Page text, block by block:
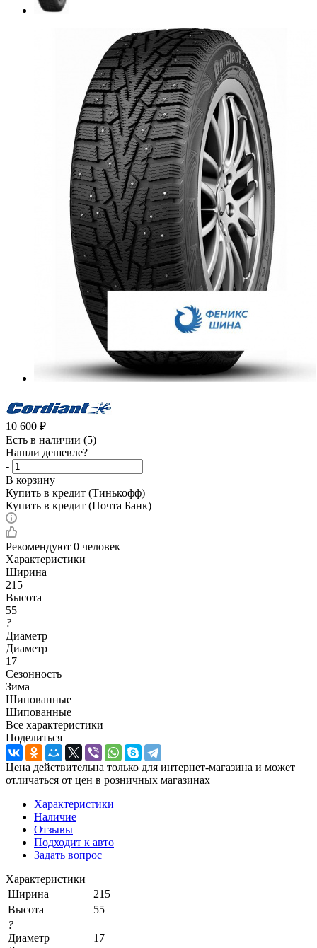
10 600 ₽
Есть в наличии (5)
Нашли дешевле?
-
+
В корзину
Купить в кредит (Тинькофф)
Купить в кредит (Почта Банк)
Рекомендуют 0 человек
Характеристики
Ширина
215
Высота
55
?
Диаметр
Диаметр
17
Сезонность
Зима
Шипованные
Шипованные
Все характеристики
Поделиться
Цена действительна только для интернет-магазина и может
отличаться от цен в розничных магазинах
Характеристики
Наличие
Отзывы
Подходит к авто
Задать вопрос
Характеристики
Ширина
215
Высота
55
?
Диаметр
17